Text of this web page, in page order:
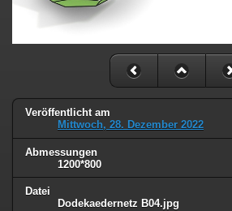
Veröffentlicht am
Mittwoch, 28. Dezember 2022
Abmessungen
1200*800
Datei
Dodekaedernetz B04.jpg